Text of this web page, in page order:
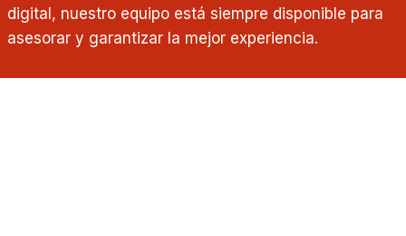
digital, nuestro equipo está siempre disponible para
asesorar y garantizar la mejor experiencia.